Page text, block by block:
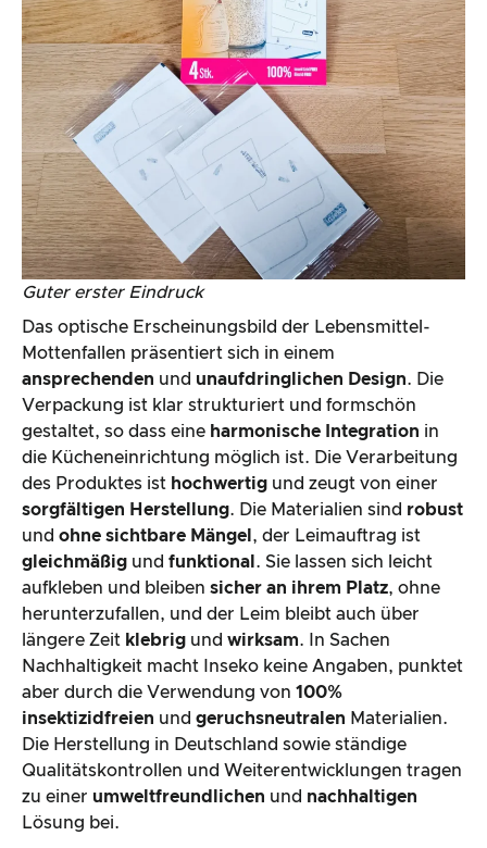
Guter erster Eindruck
Das optische Erscheinungsbild der Lebensmittel-
Mottenfallen präsentiert sich in einem
ansprechenden und unaufdringlichen Design. Die
Verpackung ist klar strukturiert und formschön
gestaltet, so dass eine harmonische Integration in
die Kücheneinrichtung möglich ist. Die Verarbeitung
des Produktes ist hochwertig und zeugt von einer
sorgfältigen Herstellung. Die Materialien sind robust
und ohne sichtbare Mängel , der Leimauftrag ist
gleichmäßig und funktional . Sie lassen sich leicht
aufkleben und bleiben sicher an ihrem Platz, ohne
herunterzufallen, und der Leim bleibt auch über
längere Zeit klebrig und wirksam. In Sachen
Nachhaltigkeit macht Inseko keine Angaben, punktet
aber durch die Verwendung von 100%
insektizidfreien und geruchsneutralen Materialien.
Die Herstellung in Deutschland sowie ständige
Qualitätskontrollen und Weiterentwicklungen tragen
zu einer umweltfreundlichen und nachhaltigen
Lösung bei.